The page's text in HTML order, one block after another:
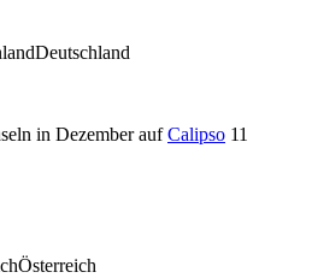
Deutschland
in Dezember aufCalipso 11
Österreich